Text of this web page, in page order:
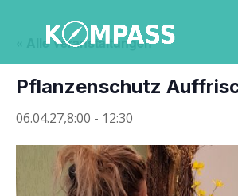
« Alle Veranstaltungen
Pflan­zen­schutz
06.04.27,8:00 - 12:30